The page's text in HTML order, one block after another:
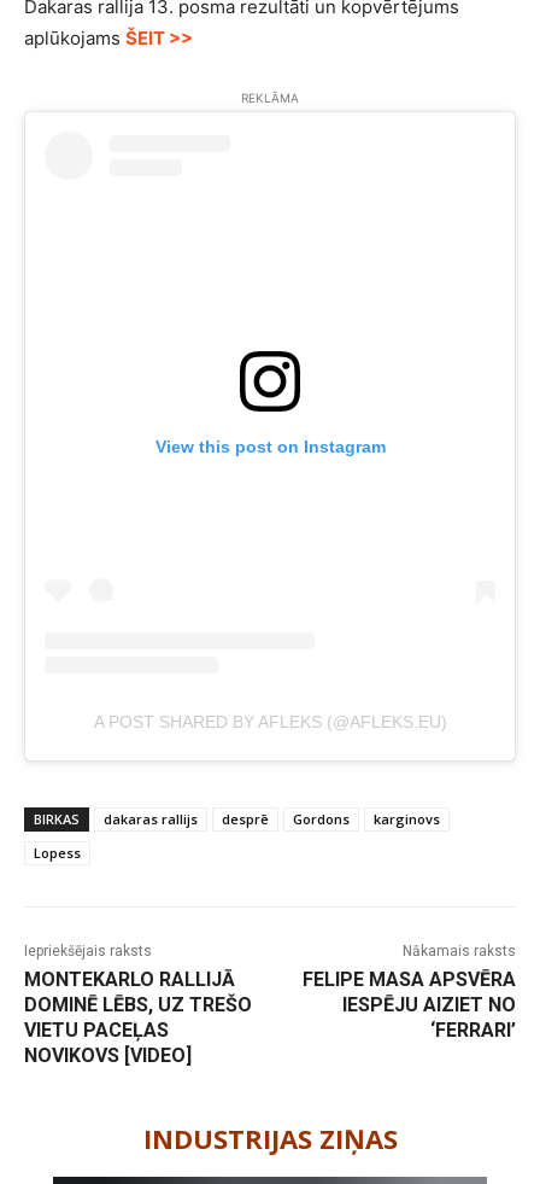
Dakaras rallija 13. posma rezultāti un kopvērtējums
aplūkojams ŠEIT >>
REKLĀMA
View this post on Instagram
A POST SHARED BY AFLEKS (@AFLEKS.EU)
BIRKAS dakaras rallijs desprē Gordons
karginovs
Lopess
Iepriekšējais raksts
MONTEKARLO RALLIJĀ
DOMINĒ LĒBS, UZ TREŠO
VIETU PACEĻAS
NOVIKOVS [VIDEO]
Nākamais raksts
FELIPE MASA APSVĒRA
IESPĒJU AIZIET NO
‘FERRARI’
INDUSTRIJAS ZIŅAS